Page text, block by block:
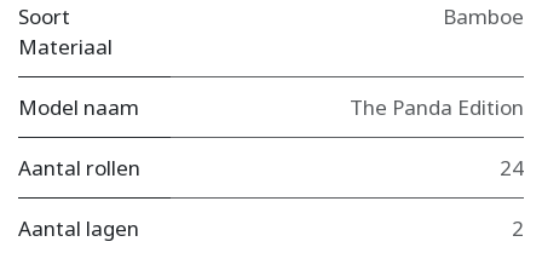
Soort
Materiaal
Bamboe
Model naam The Panda Edition
Aantal rollen 24
Aantal lagen 2